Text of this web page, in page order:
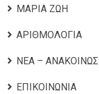
ΜΑΡΙΑ ΖΩΗ
ΑΡΙΘΜΟΛΟΓΙΑ
ΝΕΑ –
ΕΠΙΚΟΙΝΩΝΙΑ